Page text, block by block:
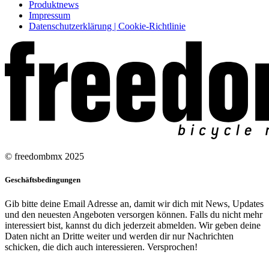
Produktnews
Impressum
Datenschutzerklärung | Cookie-Richtlinie
© freedombmx 2025
Geschäftsbedingungen
Gib bitte deine Email Adresse an, damit wir dich mit News, Updates
und den neuesten Angeboten versorgen können. Falls du nicht mehr
interessiert bist, kannst du dich jederzeit abmelden. Wir geben deine
Daten nicht an Dritte weiter und werden dir nur Nachrichten
schicken, die dich auch interessieren. Versprochen!